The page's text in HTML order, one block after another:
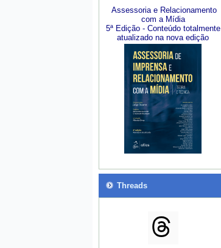
Assessoria e Relacionamento
com a Mídia
5ª Edição - Conteúdo totalmente
atualizado na nova edição
Threads